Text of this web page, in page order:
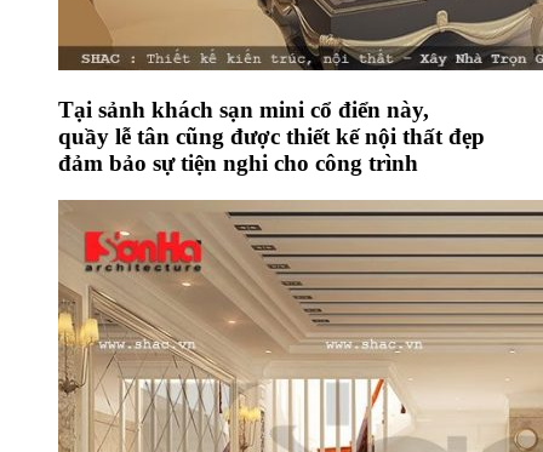
Tại sảnh khách sạn mini cổ điển này,
quầy lễ tân cũng được thiết kế nội thất đẹp
đảm bảo sự tiện nghi cho công trình